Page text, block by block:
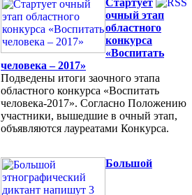
очный этап
областного
конкурса
«Воспитать
человека – 2017»
Подведены итоги заочного этапа
областного конкурса «Воспитать
человека-2017». Согласно Положению
участники, вышедшие в очный этап,
объявляются лауреатами Конкурса.
Большой